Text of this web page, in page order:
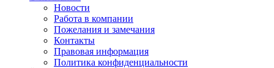
Новости
Работа в компании
Пожелания и замечания
Контакты
Правовая информация
Политика конфиденциальности